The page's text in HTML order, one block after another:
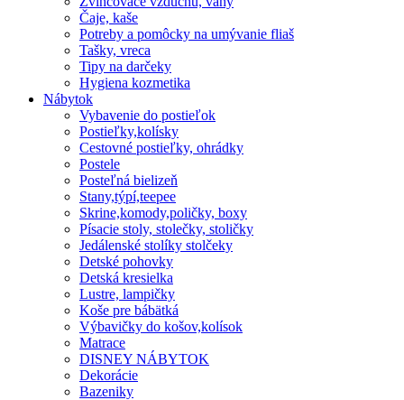
Čaje, kaše
Potreby a pomôcky na umývanie fliaš
Tašky, vreca
Tipy na darčeky
Hygiena kozmetika
Nábytok
Vybavenie do postieľok
Postieľky,kolísky
Cestovné postieľky, ohrádky
Postele
Posteľná bielizeň
Stany,týpí,teepee
Skrine,komody,poličky, boxy
Písacie stoly, stolečky, stoličky
Jedálenské stolíky stolčeky
Detské pohovky
Detská kresielka
Lustre, lampičky
Koše pre bábätká
Výbavičky do košov,kolísok
Matrace
DISNEY NÁBYTOK
Dekorácie
Bazeniky